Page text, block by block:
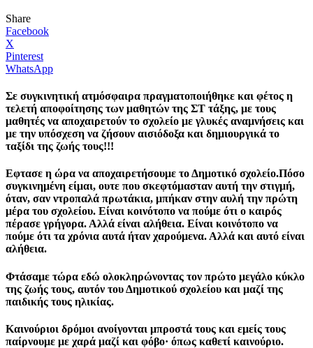
Share
Facebook
X
Pinterest
WhatsApp
Σε συγκινητική ατμόσφαιρα πραγματοποιήθηκε και φέτος η
τελετή αποφοίτησης των μαθητών της ΣΤ τάξης, με τους
μαθητές να αποχαιρετούν το σχολείο με γλυκές αναμνήσεις και
με την υπόσχεση να ζήσουν αισιόδοξα και δημιουργικά το
ταξίδι της ζωής τους!!!
Εφτασε η ώρα να αποχαιρετήσουμε το Δημοτικό σχολείο.Πόσο
συγκινημένη είμαι, ουτε που σκεφτόμασταν αυτή την στιγμή,
όταν, σαν ντροπαλά πρωτάκια, μπήκαν στην αυλή την πρώτη
μέρα του σχολείου. Είναι κοινότοπο να πούμε ότι ο καιρός
πέρασε γρήγορα. Αλλά είναι αλήθεια. Είναι κοινότοπο να
πούμε ότι τα χρόνια αυτά ήταν χαρούμενα. Αλλά και αυτό είναι
αλήθεια.
Φτάσαμε τώρα εδώ ολοκληρώνοντας τον πρώτο μεγάλο κύκλο
της ζωής τους, αυτόν του Δημοτικού σχολείου και μαζί της
παιδικής τους ηλικίας.
Καινούριοι δρόμοι ανοίγονται μπροστά τους και εμείς τους
παίρνουμε με χαρά μαζί και φόβο· όπως καθετί καινούριο.